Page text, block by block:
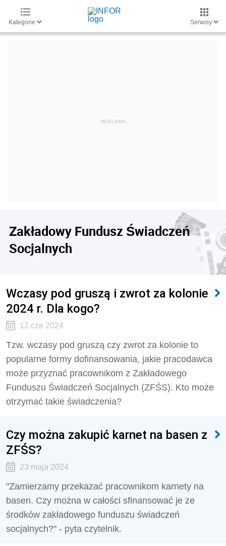
Kategorie Serwisy
Zakładowy Fundusz Świadczeń
Socjalnych
Wczasy pod gruszą i zwrot za kolonie
2024 r. Dla kogo?
12 cze 2024
Tzw. wczasy pod gruszą czy zwrot za kolonie to
popularne formy dofinansowania, jakie pracodawca
może przyznać pracownikom z Zakładowego
Funduszu Świadczeń Socjalnych (ZFŚS). Kto może
otrzymać takie świadczenia?
Czy można zakupić karnet na basen z
ZFŚS?
23 maja 2024
"Zamierzamy przekazać pracownikom karnety na
basen. Czy można w całości sfinansować je ze
środków zakładowego funduszu świadczeń
socjalnych?" - pyta czytelnik.